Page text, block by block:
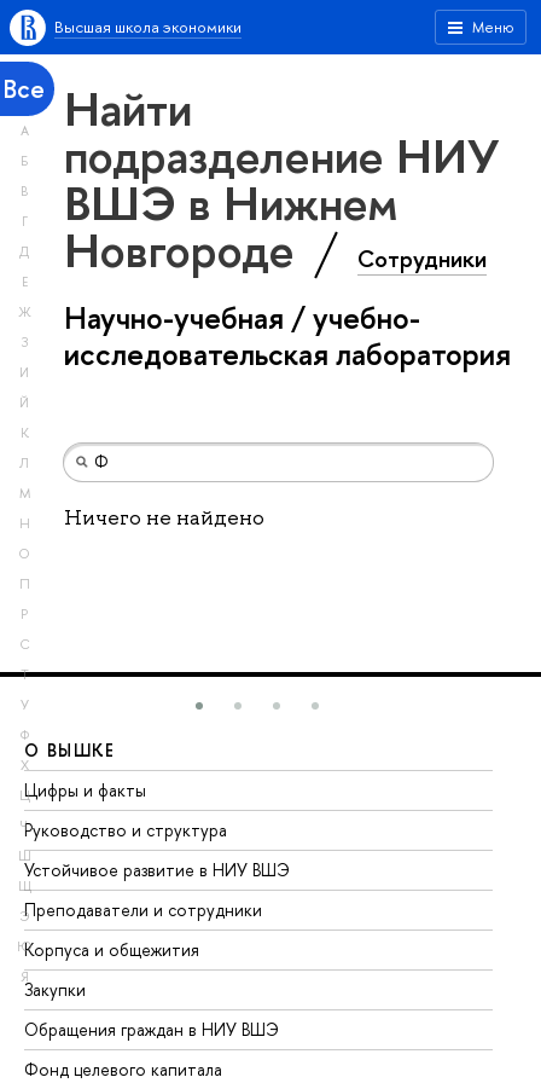
Меню
Высшая школа экономики
Все
А
Б
В
Г
Д
Е
Ж
З
И
Й
К
Л
М
Н
О
П
Р
С
Т
У
Ф
Х
Ц
Ч
Ш
Щ
Э
Ю
Я
Найти
подразделение НИУ
ВШЭ в Нижнем
Новгороде Сотрудники
Научно-учебная / учебно-
исследовательская лаборатория
Ничего не найдено
О ВЫШКЕ
Цифры и факты
Руководство и структура
Устойчивое развитие в НИУ ВШЭ
Преподаватели и сотрудники
Корпуса и общежития
Закупки
Обращения граждан в НИУ ВШЭ
Фонд целевого капитала